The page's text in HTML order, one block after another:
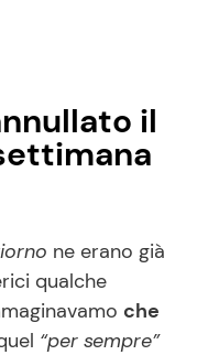
il
ne erano già
qualche
che
“per sempre”